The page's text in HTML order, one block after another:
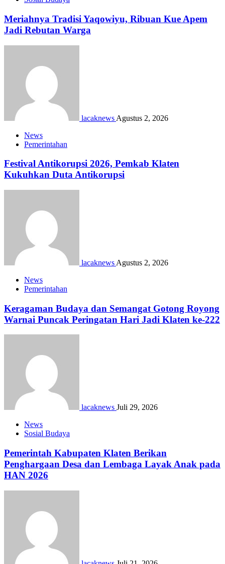
Meriahnya Tradisi Yaqowiyu, Ribuan Kue Apem
Jadi Rebutan Warga
lacaknews Agustus 2, 2026
News
Pemerintahan
Festival Antikorupsi 2026, Pemkab Klaten
Kukuhkan Duta Antikorupsi
lacaknews Agustus 2, 2026
News
Pemerintahan
Keragaman Budaya dan Semangat Gotong Royong
Warnai Puncak Peringatan Hari Jadi Klaten ke-222
lacaknews Juli 29, 2026
News
Sosial Budaya
Pemerintah Kabupaten Klaten Berikan
Penghargaan Desa dan Lembaga Layak Anak pada
HAN 2026